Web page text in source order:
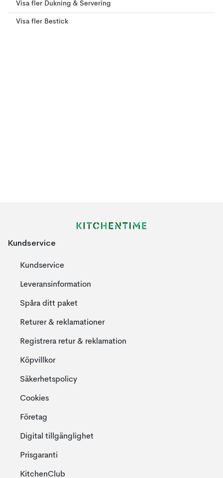
Visa fler Dukning & Servering
Visa fler Bestick
Kundservice
Kundservice
Leveransinformation
Spåra ditt paket
Returer & reklamationer
Registrera retur & reklamation
Köpvillkor
Säkerhetspolicy
Cookies
Företag
Digital tillgänglighet
Prisgaranti
KitchenClub